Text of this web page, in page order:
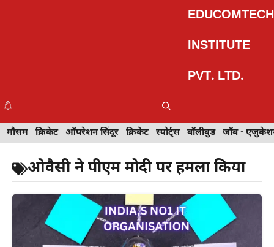
EDUCOMTECH
INSTITUTE
PVT. LTD.
इवेंट
खेल मेहंदी डिज़ाइन टेक्नोलॉजी ट्रेवल बॉलीवुड जॉब - एजुकेशन
मौसम क्रिकेट ऑपरेशन सिंदूर क्रिकेट स्पोर्ट्स बॉलीवुड जॉब -
ओवैसी ने पीएम मोदी पर हमला किया